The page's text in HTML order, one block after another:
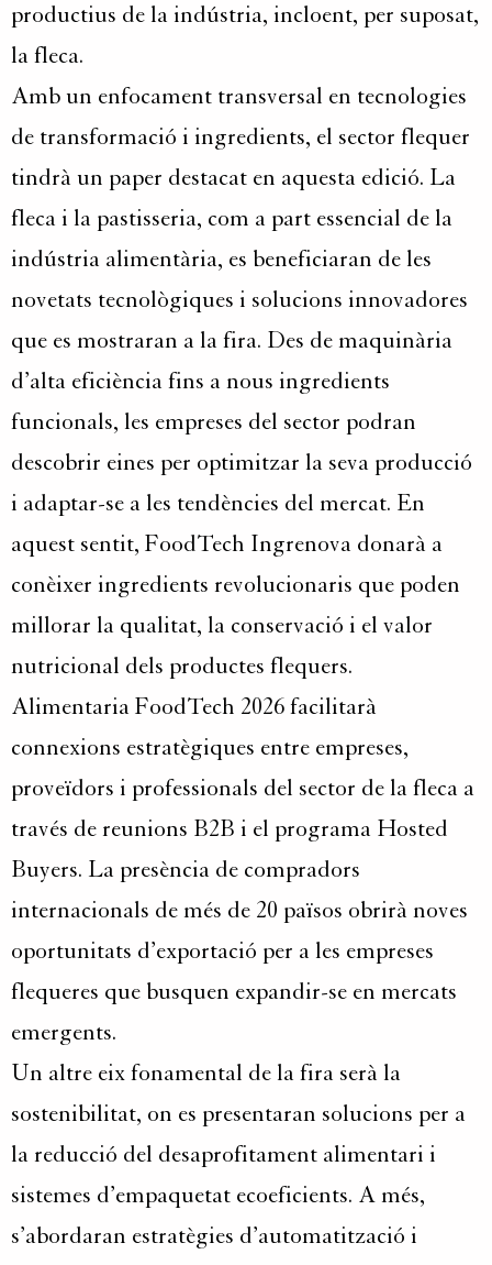
productius de la indústria, incloent, per suposat,
la fleca.
Amb un enfocament transversal en tecnologies
de transformació i ingredients, el sector flequer
tindrà un paper destacat en aquesta edició. La
fleca i la pastisseria, com a part essencial de la
indústria alimentària, es beneficiaran de les
novetats tecnològiques i solucions innovadores
que es mostraran a la fira. Des de maquinària
d’alta eficiència fins a nous ingredients
funcionals, les empreses del sector podran
descobrir eines per optimitzar la seva producció
i adaptar-se a les tendències del mercat. En
aquest sentit, FoodTech Ingrenova donarà a
conèixer ingredients revolucionaris que poden
millorar la qualitat, la conservació i el valor
nutricional dels productes flequers.
Alimentaria FoodTech 2026 facilitarà
connexions estratègiques entre empreses,
proveïdors i professionals del sector de la fleca a
través de reunions B2B i el programa Hosted
Buyers. La presència de compradors
internacionals de més de 20 països obrirà noves
oportunitats d’exportació per a les empreses
flequeres que busquen expandir-se en mercats
emergents.
Un altre eix fonamental de la fira serà la
sostenibilitat, on es presentaran solucions per a
la reducció del desaprofitament alimentari i
sistemes d’empaquetat ecoeficients. A més,
s’abordaran estratègies d’automatització i